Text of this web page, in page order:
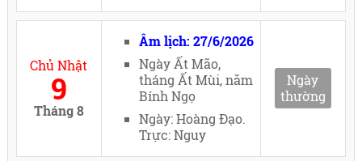
Chủ Nhật
9
Tháng 8
Âm lịch: 27/6/2026
Ngày Ất Mão,
tháng Ất Mùi, năm
Bính Ngọ
Ngày: Hoàng Đạo.
Trực: Nguy
Ngày
thường